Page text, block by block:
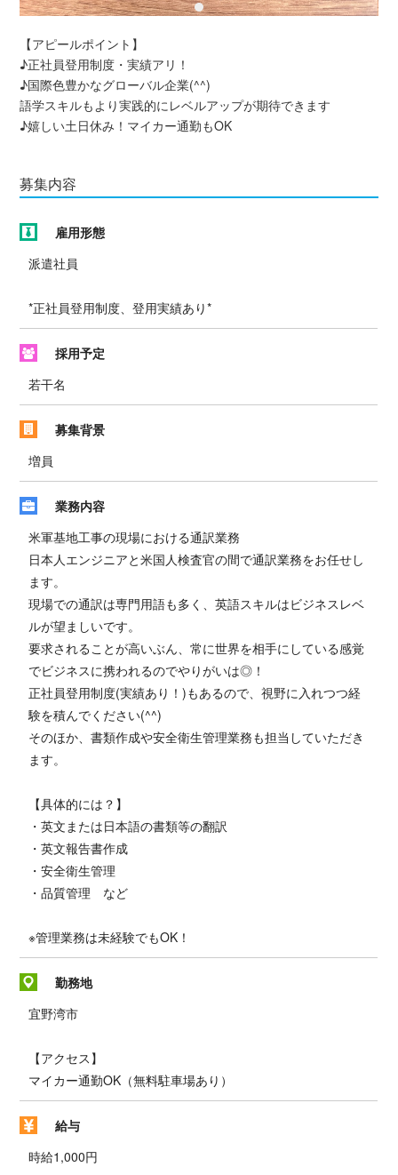
【アピールポイント】
♪正社員登用制度・実績アリ！
♪国際色豊かなグローバル企業(^^)
語学スキルもより実践的にレベルアップが期待できます
♪嬉しい土日休み！マイカー通勤もOK
募集内容
雇用形態
派遣社員
*正社員登用制度、登用実績あり*
採用予定
若干名
募集背景
増員
業務内容
米軍基地工事の現場における通訳業務
日本人エンジニアと米国人検査官の間で通訳業務をお任せし
ます。
現場での通訳は専門用語も多く、英語スキルはビジネスレベ
ルが望ましいです。
要求されることが高いぶん、常に世界を相手にしている感覚
でビジネスに携われるのでやりがいは◎！
正社員登用制度(実績あり！)もあるので、視野に入れつつ経
験を積んでください(^^)
そのほか、書類作成や安全衛生管理業務も担当していただき
ます。
【具体的には？】
・英文または日本語の書類等の翻訳
・英文報告書作成
・安全衛生管理
・品質管理 など
※管理業務は未経験でもOK！
勤務地
宜野湾市
【アクセス】
マイカー通勤OK（無料駐車場あり）
給与
時給1,000円